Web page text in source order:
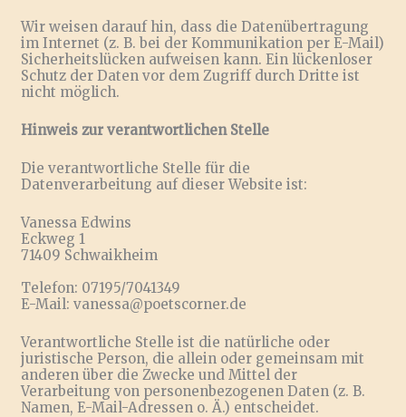
Wir weisen darauf hin, dass die Datenübertragung
im Internet (z. B. bei der Kommunikation per E-Mail)
Sicherheitslücken aufweisen kann. Ein lückenloser
Schutz der Daten vor dem Zugriff durch Dritte ist
nicht möglich.
Hinweis zur verantwortlichen Stelle
Die verantwortliche Stelle für die
Datenverarbeitung auf dieser Website ist:
Vanessa Edwins
Eckweg 1
71409 Schwaikheim
Telefon: 07195/7041349
E-Mail: vanessa@poetscorner.de
Verantwortliche Stelle ist die natürliche oder
juristische Person, die allein oder gemeinsam mit
anderen über die Zwecke und Mittel der
Verarbeitung von personenbezogenen Daten (z. B.
Namen, E-Mail-Adressen o. Ä.) entscheidet.